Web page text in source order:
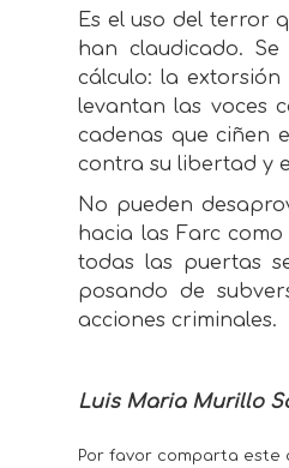
Es el uso del terror
han claudicado.
cálculo: la
levantan las voces
cadenas que ciñen
contra su libertad y
No pueden
hacia las Farc
todas las puertas
posando de
acciones criminales.
Luis Maria Murillo
Por favor comparta este